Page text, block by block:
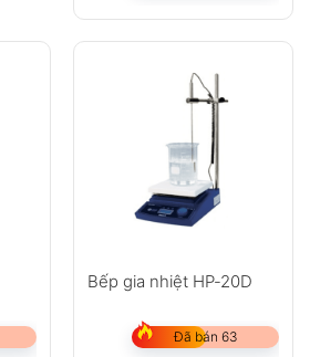
Bếp gia nhiệt HP-20D
Đã bán 63